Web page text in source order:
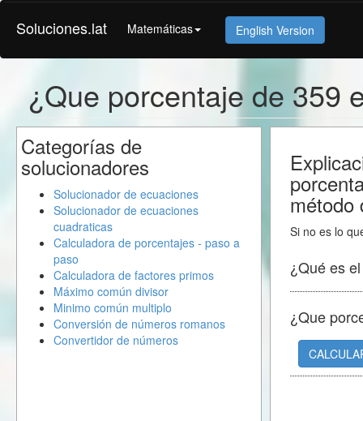
Soluciones.lat Matemáticas English Version
¿Que porcentaje de 359
método
Si no es lo
¿Qué es
¿Que
Categorías de
solucionadores
Solucionador de ecuaciones
Solucionador de ecuaciones
cuadraticas
Calculadora de porcentajes - paso a
paso
Calculadora de factores primos
Máximo común divisor
Minimo común multiplo
Conversión de números romanos
Convertidor de números